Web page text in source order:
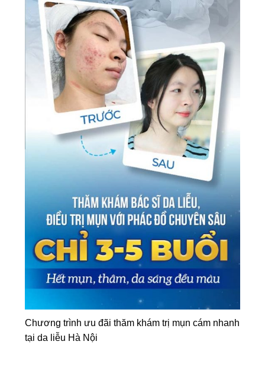
Chương trình ưu đãi thăm khám trị mụn cám nhanh
tại da liễu Hà Nội